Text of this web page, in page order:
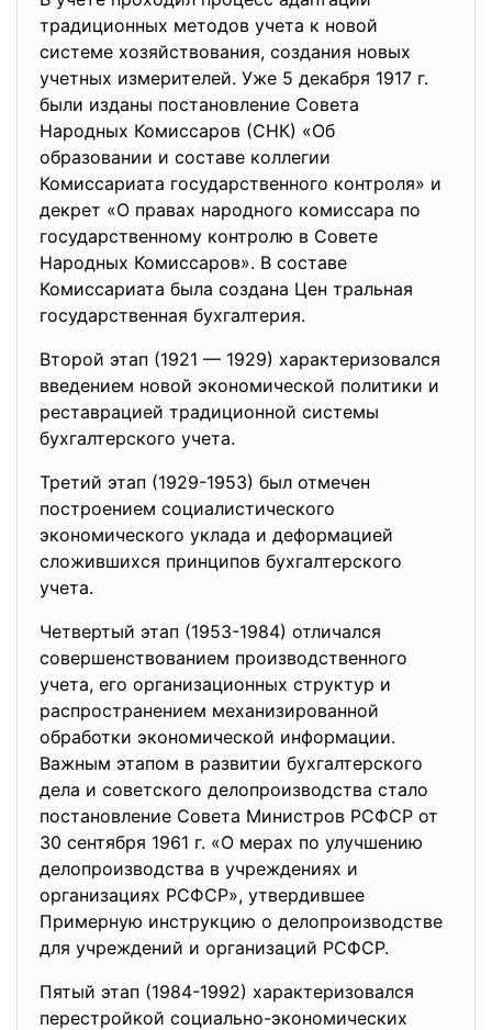
традиционных методов учета к новой
системе хозяйствования, создания новых
учетных измерителей. Уже 5 декабря 1917 г.
были изданы постановление Совета
Народных Комиссаров (СНК) «Об
образовании и составе коллегии
Комиссариата государственного контроля» и
декрет «О правах народного комиссара по
государственному контролю в Совете
Народных Комиссаров». В составе
Комиссариата была создана Цен тральная
государственная бухгалтерия.
Второй этап (1921 — 1929) характеризовался
введением новой экономической политики и
реставрацией традиционной системы
бухгалтерского учета.
Третий этап (1929-1953) был отмечен
построением социалистического
экономического уклада и деформацией
сложившихся принципов бухгалтерского
учета.
Четвертый этап (1953-1984) отличался
совершенствованием производственного
учета, его организационных структур и
распространением механизированной
обработки экономической информации.
Важным этапом в развитии бухгалтерского
дела и советского делопроизводства стало
постановление Совета Министров РСФСР от
30 сентября 1961 г. «О мерах по улучшению
делопроизводства в учреждениях и
организациях РСФСР», утвердившее
Примерную инструкцию о делопроизводстве
для учреждений и организаций РСФСР.
Пятый этап (1984-1992) характеризовался
перестройкой социально-экономических